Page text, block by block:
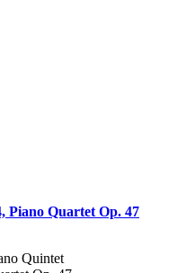
Piano Quartet Op. 47